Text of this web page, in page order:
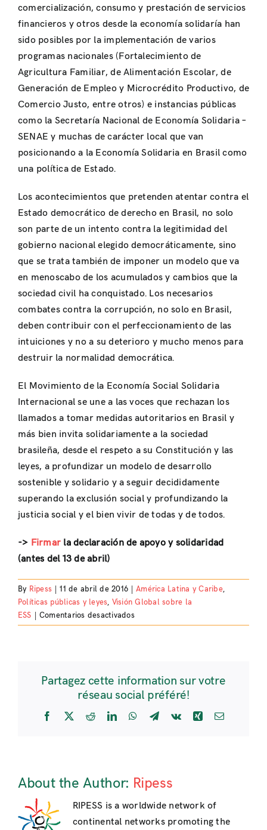
comercialización, consumo y prestación de servicios
financieros y otros desde la economía solidaría han
sido posibles por la implementación de varios
programas nacionales (Fortalecimiento de
Agricultura Familiar, de Alimentación Escolar, de
Generación de Empleo y Microcrédito Productivo, de
Comercio Justo, entre otros) e instancias públicas
como la Secretaría Nacional de Economía Solidaria –
SENAE y muchas de carácter local que van
posicionando a la Economía Solidaria en Brasil como
una política de Estado.
Los acontecimientos que pretenden atentar contra el
Estado democrático de derecho en Brasil, no solo
son parte de un intento contra la legitimidad del
gobierno nacional elegido democráticamente, sino
que se trata también de imponer un modelo que va
en menoscabo de los acumulados y cambios que la
sociedad civil ha conquistado. Los necesarios
combates contra la corrupción, no solo en Brasil,
deben contribuir con el perfeccionamiento de las
intuiciones y no a su deterioro y mucho menos para
destruir la normalidad democrática.
El Movimiento de la Economía Social Solidaria
Internacional se une a las voces que rechazan los
llamados a tomar medidas autoritarios en Brasil y
más bien invita solidariamente a la sociedad
brasileña, desde el respeto a su Constitución y las
leyes, a profundizar un modelo de desarrollo
sostenible y solidario y a seguir decididamente
superando la exclusión social y profundizando la
justicia social y el bien vivir de todas y de todos.
-> Firmar la declaración de apoyo y solidaridad
(antes del 13 de abril)
By Ripess | 11 de abril de 2016 | América Latina y Caribe,
Políticas públicas y leyes, Visión Global sobre la
ESS | Comentarios desactivadosen
Llamado
Manifiesto
del
de
Defensa
la
Democracia
Partagez cette information sur votre
réseau social préféré!
Facebook
X RedditLinkedInWhatsApp
Telegram
Vk Xing Email
About the Author: Ripess
RIPESS is a worldwide network of
continental networks promoting the